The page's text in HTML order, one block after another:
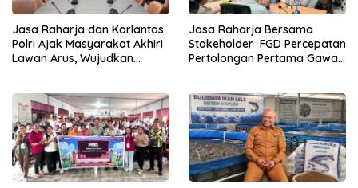
Jasa Raharja dan Korlantas
Polri Ajak Masyarakat Akhiri
Lawan Arus, Wujudkan
Jasa Raharja Bersama
Stakeholder FGD Percepatan
Pertolongan Pertama Gawat